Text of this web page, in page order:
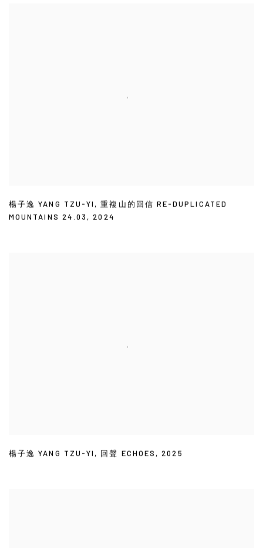
楊子逸 YANG TZU-YI ,重複山的回信 RE-DUPLICATED
MOUNTAINS 24.03 ,2024
楊子逸 YANG TZU-YI , 回聲 ECHOES ,2025